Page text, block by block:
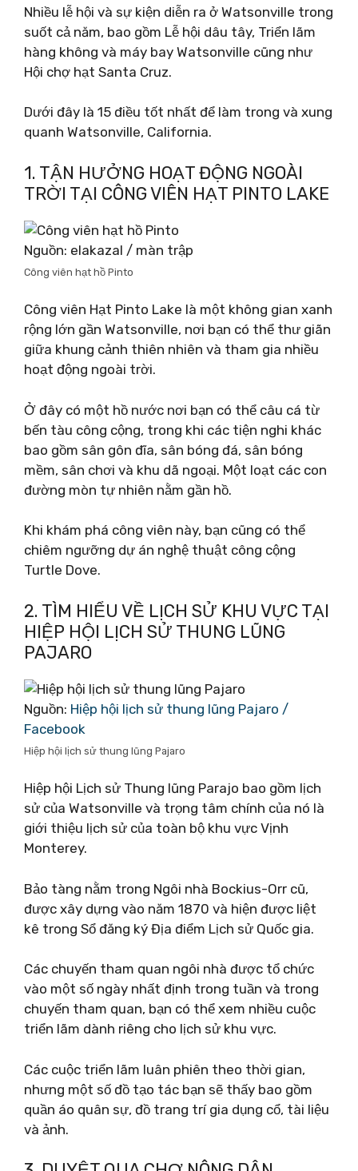
Nhiều lễ hội và sự kiện diễn ra ở Watsonville trong
suốt cả năm, bao gồm Lễ hội dâu tây, Triển lãm
hàng không và máy bay Watsonville cũng như
Hội chợ hạt Santa Cruz.
Dưới đây là 15 điều tốt nhất để làm trong và xung
quanh Watsonville, California.
1. TẬN HƯỞNG HOẠT ĐỘNG NGOÀI
TRỜI TẠI CÔNG VIÊN HẠT PINTO LAKE
Nguồn: elakazal / màn trập
Công viên hạt hồ Pinto
Công viên Hạt Pinto Lake là một không gian xanh
rộng lớn gần Watsonville, nơi bạn có thể thư giãn
giữa khung cảnh thiên nhiên và tham gia nhiều
hoạt động ngoài trời.
Ở đây có một hồ nước nơi bạn có thể câu cá từ
bến tàu công cộng, trong khi các tiện nghi khác
bao gồm sân gôn đĩa, sân bóng đá, sân bóng
mềm, sân chơi và khu dã ngoại. Một loạt các con
đường mòn tự nhiên nằm gần hồ.
Khi khám phá công viên này, bạn cũng có thể
chiêm ngưỡng dự án nghệ thuật công cộng
Turtle Dove.
2. TÌM HIỂU VỀ LỊCH SỬ KHU VỰC TẠI
HIỆP HỘI LỊCH SỬ THUNG LŨNG
PAJARO
Nguồn: Hiệp hội lịch sử thung lũng Pajaro /
Facebook
Hiệp hội lịch sử thung lũng Pajaro
Hiệp hội Lịch sử Thung lũng Parajo bao gồm lịch
sử của Watsonville và trọng tâm chính của nó là
giới thiệu lịch sử của toàn bộ khu vực Vịnh
Monterey.
Bảo tàng nằm trong Ngôi nhà Bockius-Orr cũ,
được xây dựng vào năm 1870 và hiện được liệt
kê trong Sổ đăng ký Địa điểm Lịch sử Quốc gia.
Các chuyến tham quan ngôi nhà được tổ chức
vào một số ngày nhất định trong tuần và trong
chuyến tham quan, bạn có thể xem nhiều cuộc
triển lãm dành riêng cho lịch sử khu vực.
Các cuộc triển lãm luân phiên theo thời gian,
nhưng một số đồ tạo tác bạn sẽ thấy bao gồm
quần áo quân sự, đồ trang trí gia dụng cổ, tài liệu
và ảnh.